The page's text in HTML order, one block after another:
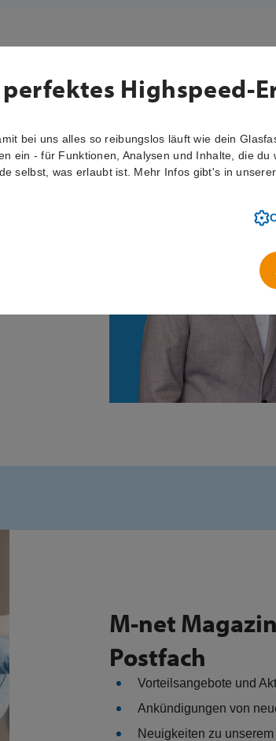
M-net
Postfach
Vorteilsangebote und
Ankündigungen von
Neuigkeiten zu
Highspeed-
bei uns alles so reibungslos läuft wie dein
ein - für Funktionen, Analysen und Inhalte, die du
selbst, was erlaubt ist. Mehr Infos gibt's in unserer